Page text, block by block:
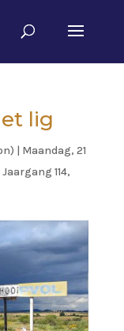
lig
| Maandag, 21
114,